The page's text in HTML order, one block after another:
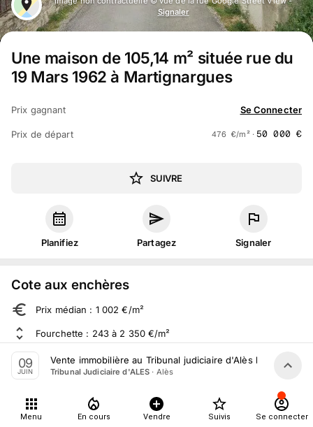
Signaler
Une maison de 105,14 m² située rue du
19 Mars 1962 à Martignargues
Prix gagnant Se Connecter
Prix de départ 476 €/m² · 50 000 €
SUIVRE
Planifiez Partagez Signaler
Cote aux enchères
Prix médian : 1 002 €/m²
Fourchette : 243 à 2 350 €/m²
Sur 70 ventes aux enchères dans le département
À propos
09
JUIN
Vente immobilière au Tribunal judiciaire d'Alès le 09 Juin
Tribunal Judiciaire d'ALES · Alès
Menu En cours Vendre Suivis Se connecter